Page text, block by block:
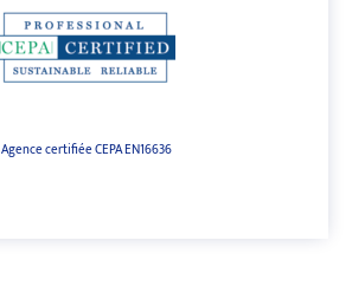
Agence certifiée CEPA EN16636